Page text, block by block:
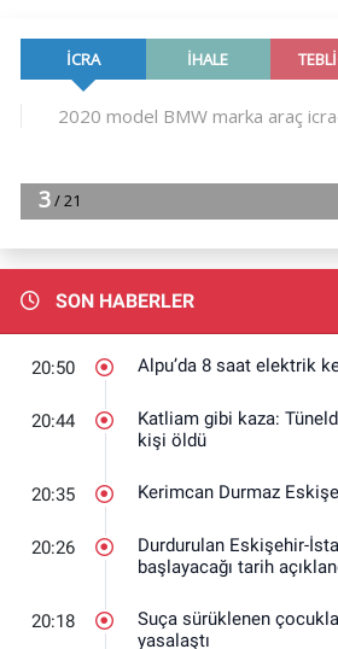
SON HABERLER
20:50 Alpu’da 8 saat elektrik
20:44
Katliam gibi kaza:
kişi öldü
20:35 Kerimcan Durmaz
20:26
Durdurulan Eskişehir-
başlayacağı tarih
20:18
Suça sürüklenen
yasalaştı